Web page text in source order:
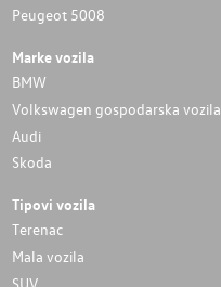
Peugeot 5008
Marke vozila
BMW
Volkswagen gospodarska vozila
Audi
Skoda
Tipovi vozila
Terenac
Mala vozila
SUV